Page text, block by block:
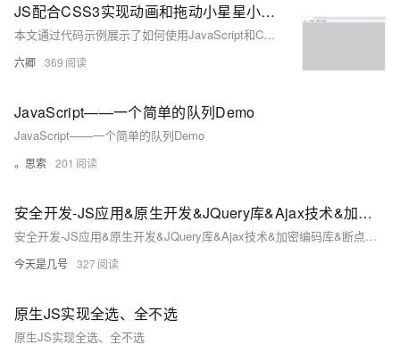
JS配合CSS3实现动画和拖动小星星小Demo
本文通过代码示例展示了如何使用JavaScript和CSS3实现动画效果和拖动小星星的交互效果，包括文字掉落动画和鼠标拖动产生小星星动画的实现方法。
六卿 369
JavaScript——一个简单的队列Demo
JavaScript——一个简单的队列Demo
。思索 201
安全开发-JS应用&原生开发&JQuery库&Ajax技术&加密编码库&断点调试&逆向分析&元素属性操作
安全开发-JS应用&原生开发&JQuery库&Ajax技术&加密编码库&断点调试&逆向分析&元素属性操作
今天是几号 327
原生JS实现全选、全不选
原生JS实现全选、全不选